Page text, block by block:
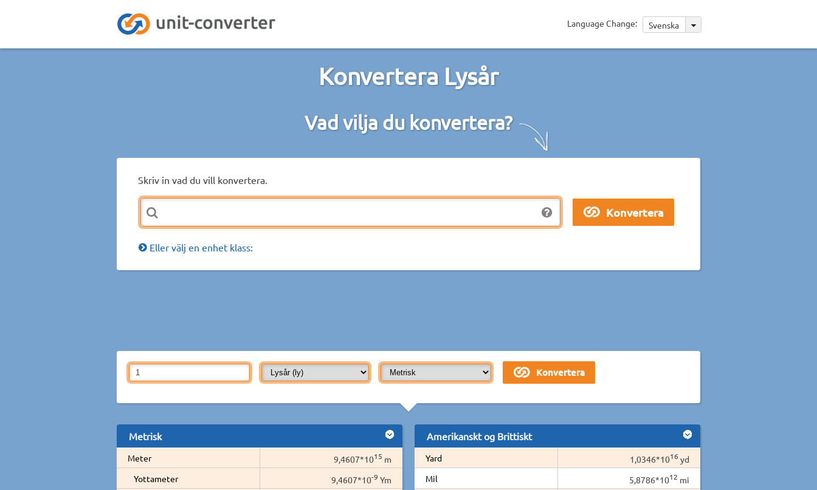
Language Change: Svenska
Konvertera Lysår
Vad vilja du konvertera?
Skriv in vad du vill konvertera.
Eller välj en enhet klass:
Metrisk
Meter 9,4607*1015 m
Yottameter
9,4607*10-9 Ym
Amerikanskt og Brittiskt
Yard 1,0346*1016 yd
Mil
5,8786*1012 mi